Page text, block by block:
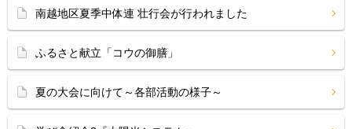
南越地区夏季中体連 壮行会が行われました
ふるさと献立「コウの御膳」
夏の大会に向けて～各部活動の様子～